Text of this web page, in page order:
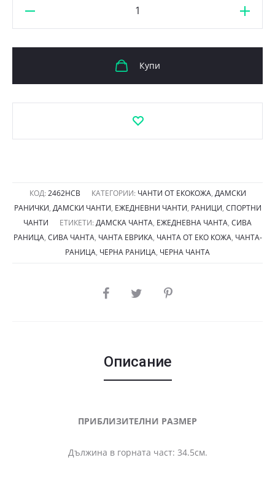
сиво
Купи
КОД: 2462НСВ КАТЕГОРИИ: ЧАНТИ ОТ ЕКОКОЖА, ДАМСКИ
РАНИЧКИ, ДАМСКИ ЧАНТИ, ЕЖЕДНЕВНИ ЧАНТИ, РАНИЦИ, СПОРТНИ
ЧАНТИ
ЕТИКЕТИ: ДАМСКА ЧАНТА, ЕЖЕДНЕВНА ЧАНТА, СИВА
РАНИЦА, СИВА ЧАНТА, ЧАНТА ЕВРИКА, ЧАНТА ОТ ЕКО КОЖА, ЧАНТА-
РАНИЦА, ЧЕРНА РАНИЦА, ЧЕРНА ЧАНТА
SHARE
Описание
ПРИБЛИЗИТЕЛНИ РАЗМЕР
Дължина в горната част: 34.5см.